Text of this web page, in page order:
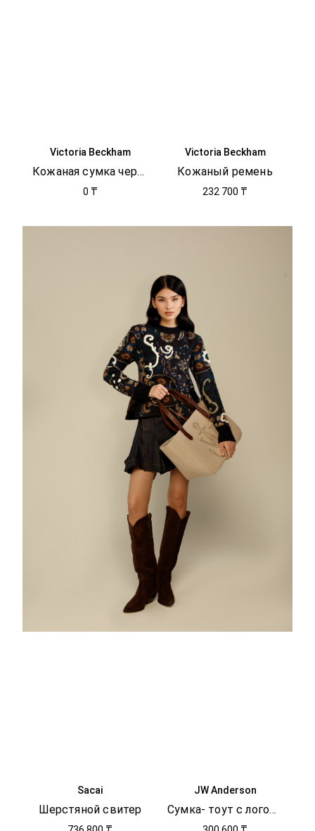
Victoria Beckham
Кожаная сумка через плечо
0 ₸
Victoria Beckham
Кожаный ремень
232 700 ₸
Sacai
Шерстяной свитер
JW Anderson
Сумка- тоут с логотипом